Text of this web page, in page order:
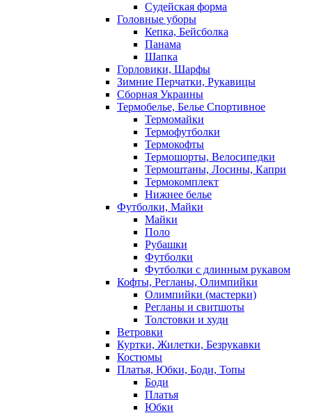
Судейская форма
Головные уборы
Кепка, Бейсболка
Панама
Шапка
Горловики, Шарфы
Зимние Перчатки, Рукавицы
Сборная Украины
Термобелье, Белье Спортивное
Термомайки
Термофутболки
Термокофты
Термошорты, Велосипедки
Термоштаны, Лосины, Капри
Термокомплект
Нижнее белье
Футболки, Майки
Майки
Поло
Рубашки
Футболки
Футболки с длинным рукавом
Кофты, Регланы, Олимпийки
Олимпийки (мастерки)
Регланы и свитшоты
Толстовки и худи
Ветровки
Куртки, Жилетки, Безрукавки
Костюмы
Платья, Юбки, Боди, Топы
Боди
Платья
Юбки